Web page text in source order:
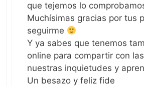
que tejemos lo
Muchísimas gracias por tus
seguirme
Y ya sabes que tenemos
online para compartir con
nuestras inquietudes y
Un besazo y feliz fide